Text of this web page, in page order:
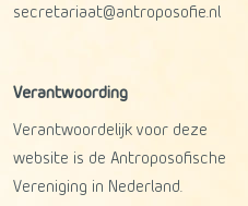
secretariaat@antroposofie.nl
Verantwoording
Verantwoordelijk voor deze
website is de Antroposofische
Vereniging in Nederland.